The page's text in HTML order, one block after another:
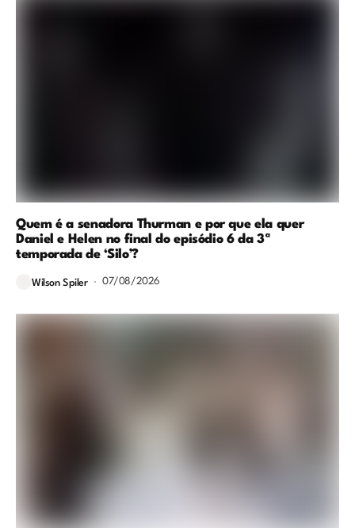
Quem é a senadora Thurman e por que ela quer
Daniel e Helen no final do episódio 6 da 3ª
temporada de ‘Silo’?
Wilson Spiler 07/08/2026